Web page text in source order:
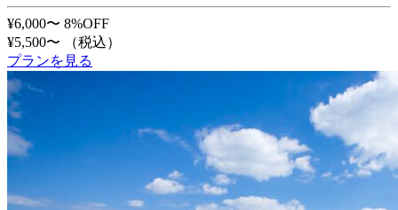
¥6,000〜 8%OFF
¥5,500〜
（税込）
プランを見る